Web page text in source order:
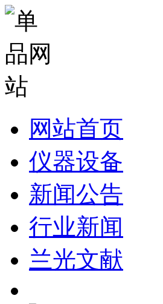
网站首页
仪器设备
新闻公告
行业新闻
兰光文献